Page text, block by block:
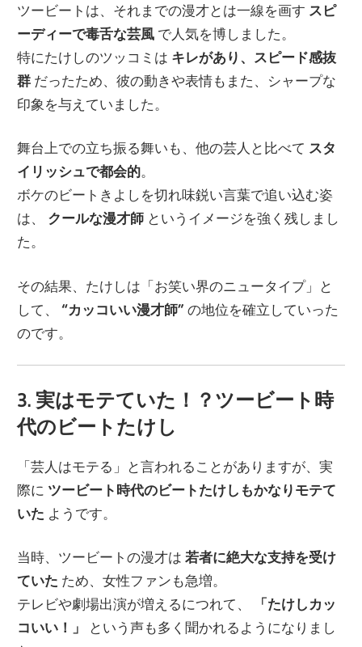
ツービートは、それまでの漫才とは一線を画す スピ
ーディーで毒舌な芸風 で人気を博しました。
特にたけしのツッコミは キレがあり、スピード感抜
群 だったため、彼の動きや表情もまた、シャープな
印象を与えていました。
舞台上での立ち振る舞いも、他の芸人と比べて スタ
イリッシュで都会的。
ボケのビートきよしを切れ味鋭い言葉で追い込む姿
は、 クールな漫才師 というイメージを強く残しまし
た。
その結果、たけしは「お笑い界のニュータイプ」と
して、“カッコいい漫才師” の地位を確立していった
のです。
3. 実はモテていた！？ツービート時
代のビートたけし
「芸人はモテる」と言われることがありますが、実
際に ツービート時代のビートたけしもかなりモテて
いた ようです。
当時、ツービートの漫才は若者に絶大な支持を受け
ていた ため、女性ファンも急増。
テレビや劇場出演が増えるにつれて、
「たけしカッ
コいい！」
という声も多く聞かれるようになりまし